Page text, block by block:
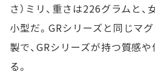
さ）ミリ、重さは226グラムと
小型だ。GRシリーズと同じマ
製で、GRシリーズが持つ質感
る。